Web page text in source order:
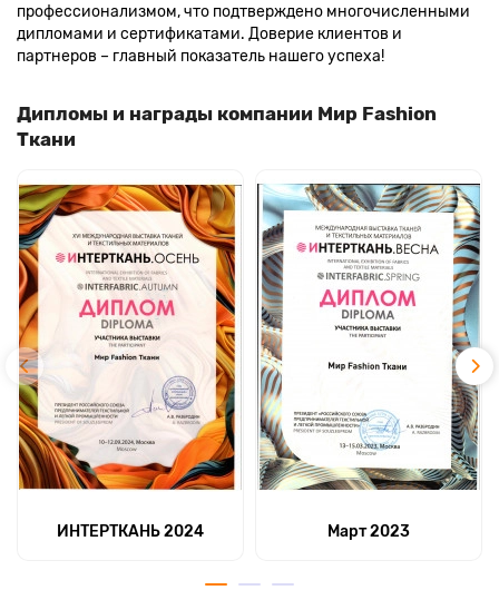
профессионализмом, что подтверждено многочисленными
дипломами и сертификатами. Доверие клиентов и
партнеров – главный показатель нашего успеха!
Дипломы и награды компании Мир Fashion
Ткани
ИНТЕРТКАНЬ 2024 Март 2023